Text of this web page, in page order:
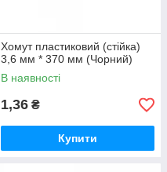
Хомут пластиковий (стійка)
3,6 мм * 370 мм (Чорний)
В наявності
1,36 ₴
Купити